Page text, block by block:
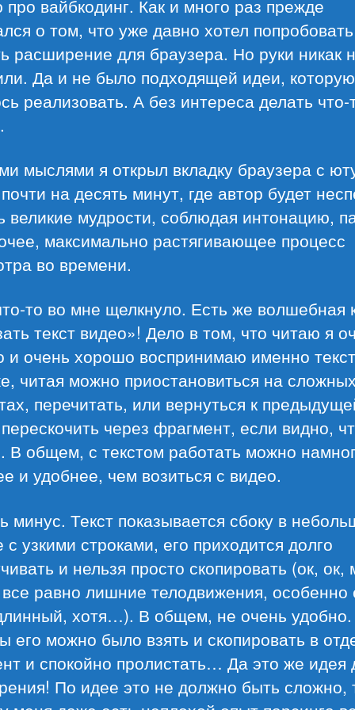
про вайбкодинг. Как и много раз прежде
о том, что уже давно хотел попробовать
расширение для браузера. Но руки никак
Да и не было подходящей идеи,
реализовать. А без интереса делать что-
мыслями я открыл вкладку браузера с
на десять минут, где автор будет
великие мудрости, соблюдая интонацию,
максимально растягивающее процесс
во времени.
то во мне щелкнуло. Есть же волшебная
текст видео»! Дело в том, что читаю я
и очень хорошо воспринимаю именно
читая можно приостановиться на
перечитать, или вернуться к
через фрагмент, если видно,
В общем, с текстом работать можно
и удобнее, чем возиться с видео.
минус. Текст показывается сбоку в
с узкими строками, его приходится долго
и нельзя просто скопировать (ок,
равно лишние телодвижения, особенно
хотя…). В общем, не очень
его можно было взять и скопировать в
и спокойно пролистать… Да это же идея
По идее это не должно быть сложно,